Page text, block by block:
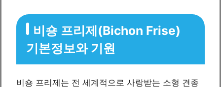
비숑 프리제(Bichon Frise)
기본정보와 기원
비숑 프리제는 전 세계적으로 사랑받는 소형 견종